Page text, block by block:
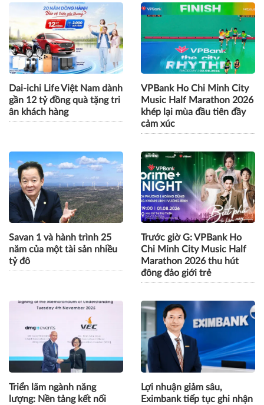
Dai-ichi Life Việt Nam dành
gần 12 tỷ đồng quà tặng tri
ân khách hàng
VPBank Ho Chi Minh City
Music Half Marathon 2026
khép lại mùa đầu tiên đầy
cảm xúc
Savan 1 và hành trình 25
năm của một tài sản nhiều
tỷ đô
Trước giờ G: VPBank Ho
Chi Minh City Music Half
Marathon 2026 thu hút
đông đảo giới trẻ
Triển lãm ngành năng
lượng: Nền tảng kết nối
Lợi nhuận giảm sâu,
Eximbank tiếp tục ghi nhận